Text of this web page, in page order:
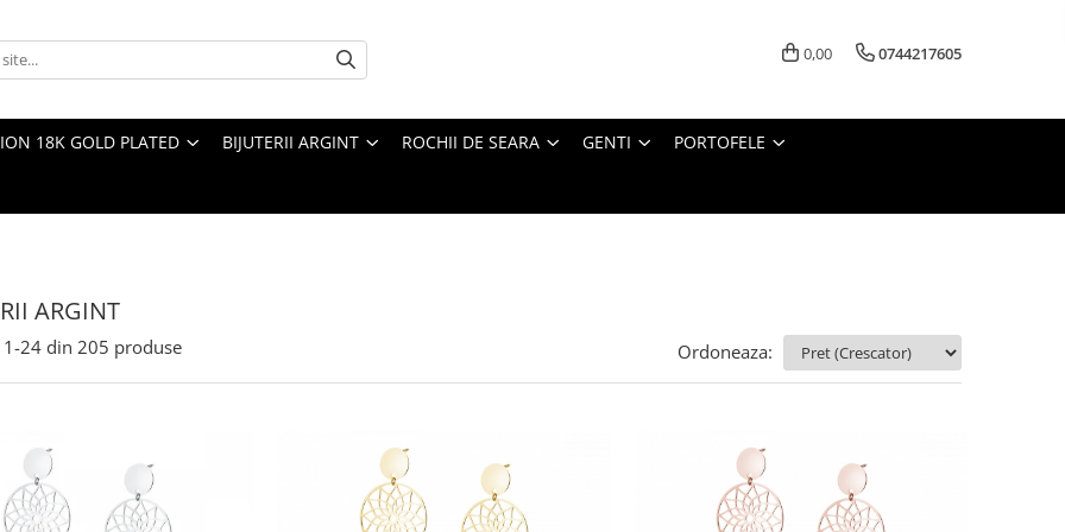
0,00 0744217605
18K GOLD PLATED BIJUTERII ARGINT ROCHII DE SEARA GENTI PORTOFELE
ARGINT
1-24 din 205 produse Ordoneaza: